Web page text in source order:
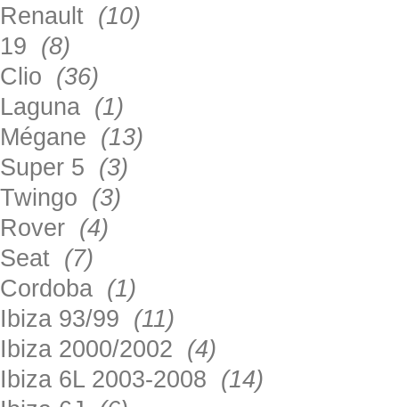
Renault (10)
19 (8)
Clio (36)
Laguna (1)
Mégane (13)
Super 5 (3)
Twingo (3)
Rover (4)
Seat (7)
Cordoba (1)
Ibiza 93/99 (11)
Ibiza 2000/2002 (4)
Ibiza 6L 2003-2008 (14)